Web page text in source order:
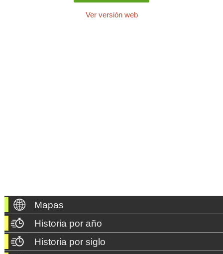
Ver versión web
Mapas
Historia por año
Historia por siglo